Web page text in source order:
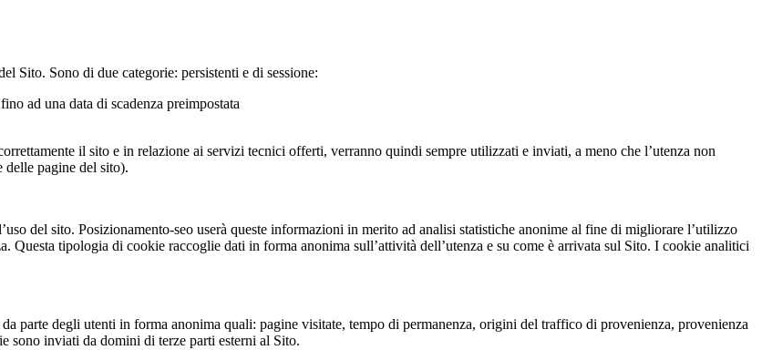
Sito. Sono di due categorie: persistenti e di sessione:
ad una data di scadenza preimpostata
il sito e in relazione ai servizi tecnici offerti, verranno quindi sempre utilizzati e inviati, a meno che l’utenza non
pagine del sito).
del sito. Posizionamento-seo userà queste informazioni in merito ad analisi statistiche anonime al fine di migliorare l’utilizzo
Questa tipologia di cookie raccoglie dati in forma anonima sull’attività dell’utenza e su come è arrivata sul Sito. I cookie analitici
parte degli utenti in forma anonima quali: pagine visitate, tempo di permanenza, origini del traffico di provenienza, provenienza
sono inviati da domini di terze parti esterni al Sito.